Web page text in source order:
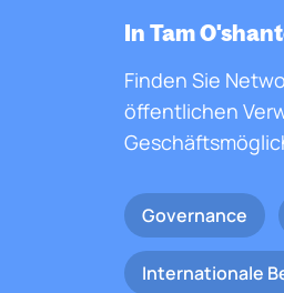
In Tam
Finden Sie
öffentlichen
Governance
Internationale